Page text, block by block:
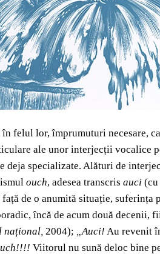
felul lor, împrumuturi necesare,
ale unor interjecții vocalice
specializate. Alături de
ouch, adesea transcris auci (cu
de o anumită situație,
încă de acum două
național, 2004); „Auci! Au revenit
Viitorul nu sună deloc bine